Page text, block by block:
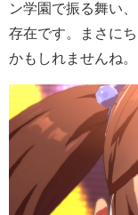
ン学園で振る舞い
存在です。まさに
かもしれませんね。